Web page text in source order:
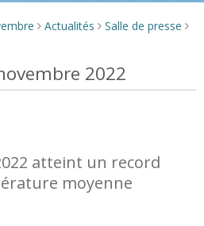
> Actualités > Salle de presse >
2022
atteint un record
moyenne